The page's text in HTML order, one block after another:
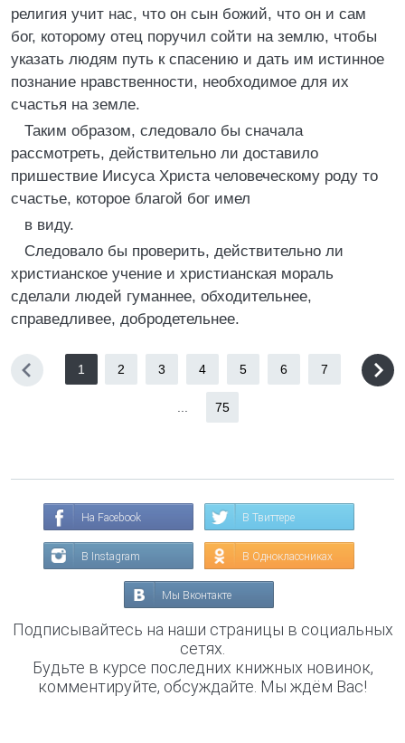
религия учит нас, что он сын божий, что он и сам
бог, которому отец поручил сойти на землю, чтобы
указать людям путь к спасению и дать им истинное
познание нравственности, необходимое для их
счастья на земле.
Таким образом, следовало бы сначала
рассмотреть, действительно ли доставило
пришествие Иисуса Христа человеческому роду то
счастье, которое благой бог имел
в виду.
Следовало бы проверить, действительно ли
христианское учение и христианская мораль
сделали людей гуманнее, обходительнее,
справедливее, добродетельнее.
1 2 3 4 5 6 7
75
На Facebook В Твиттере
В Instagram В Одноклассниках
Мы Вконтакте
Подписывайтесь на наши страницы в социальных
сетях.
Будьте в курсе последних книжных новинок,
комментируйте, обсуждайте. Мы ждём Вас!